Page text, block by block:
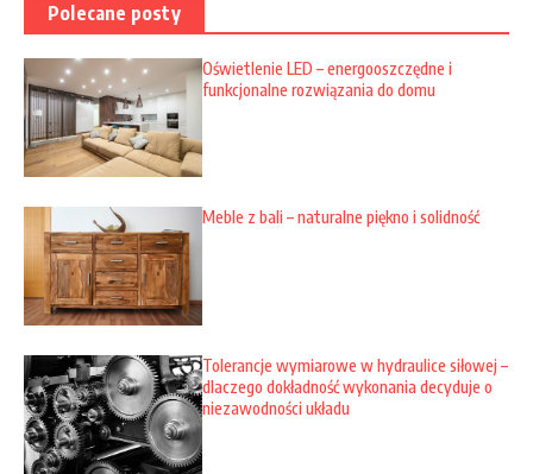
Polecane posty
Oświetlenie LED – energooszczędne i
funkcjonalne rozwiązania do domu
Meble z bali – naturalne piękno i solidność
Tolerancje wymiarowe w hydraulice siłowej –
dlaczego dokładność wykonania decyduje o
niezawodności układu